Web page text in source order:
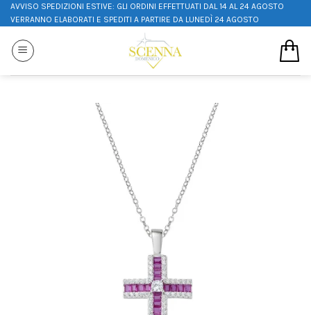
AVVISO SPEDIZIONI ESTIVE: GLI ORDINI EFFETTUATI DAL 14 AL 24 AGOSTO
VERRANNO ELABORATI E SPEDITI A PARTIRE DA LUNEDÌ 24 AGOSTO